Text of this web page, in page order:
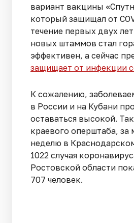
вариант вакцины
который защищал от
течение первых двух
новых штаммов стал
эффективен, а сейчас
защищает от инфекции
К сожалению,
в России и на Кубани
оставаться высокой.
краевого оперштаба,
неделю в
1022 случая
Ростовской области
707 человек.